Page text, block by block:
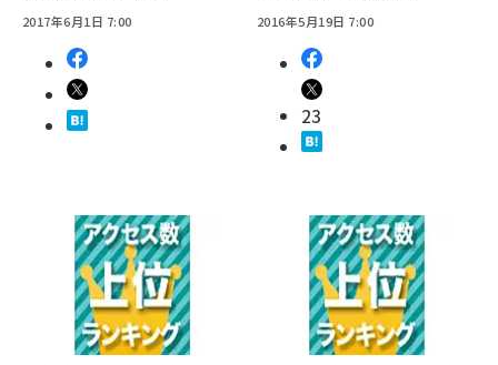
2017年6月1日 7:00 2016年5月19日 7:00
23